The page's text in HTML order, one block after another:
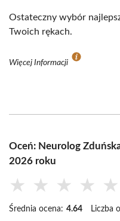
Ostateczny wybór
Twoich rękach.
Więcej Informacji
Oceń: Neurolog
2026 roku
★ ★ ★ ★ ★
Średnia ocena: 4.64 Liczba